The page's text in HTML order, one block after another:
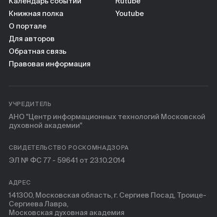
Книжная полка
О портале
Для авторов
Обратная связь
Правовая информация
Youtube
УЧРЕДИТЕЛЬ
АНО "Центр информационных технологий Московской
духовной академии"
СВИДЕТЕЛЬСТВО РОСКОМНАДЗОРА
ЭЛ № ФС 77 - 59641 от 23.10.2014
АДРЕС
141300, Московская область, г. Сергиев Посад, Троице-
Сергиева Лавра,
Московская духовная академия